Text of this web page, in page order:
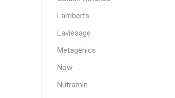
Lamberts
Laviesage
Metagenics
Now
Nutramin